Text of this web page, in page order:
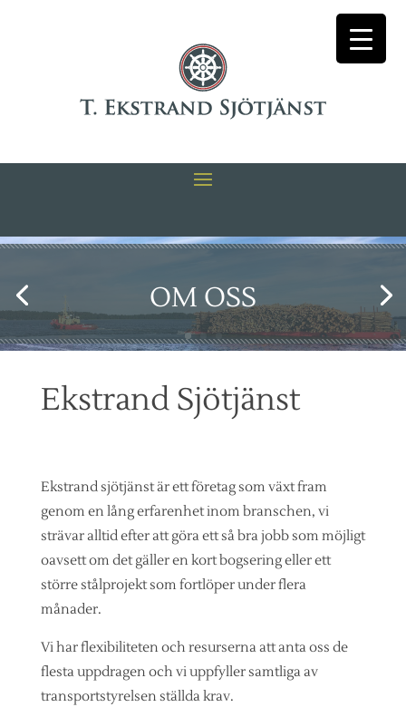
OM OSS
Ekstrand Sjötjänst
Ekstrand sjötjänst är ett företag som växt fram
genom en lång erfarenhet inom branschen, vi
strävar alltid efter att göra ett så bra jobb som möjligt
oavsett om det gäller en kort bogsering eller ett
större stålprojekt som fortlöper under flera
månader.
Vi har flexibiliteten och resurserna att anta oss de
flesta uppdragen och vi uppfyller samtliga av
transportstyrelsen ställda krav.